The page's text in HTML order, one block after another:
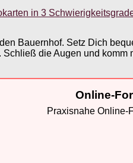
in 3
Bauernhof. Setz Dich
die Augen und komm
Online-
Praxisnahe Online-